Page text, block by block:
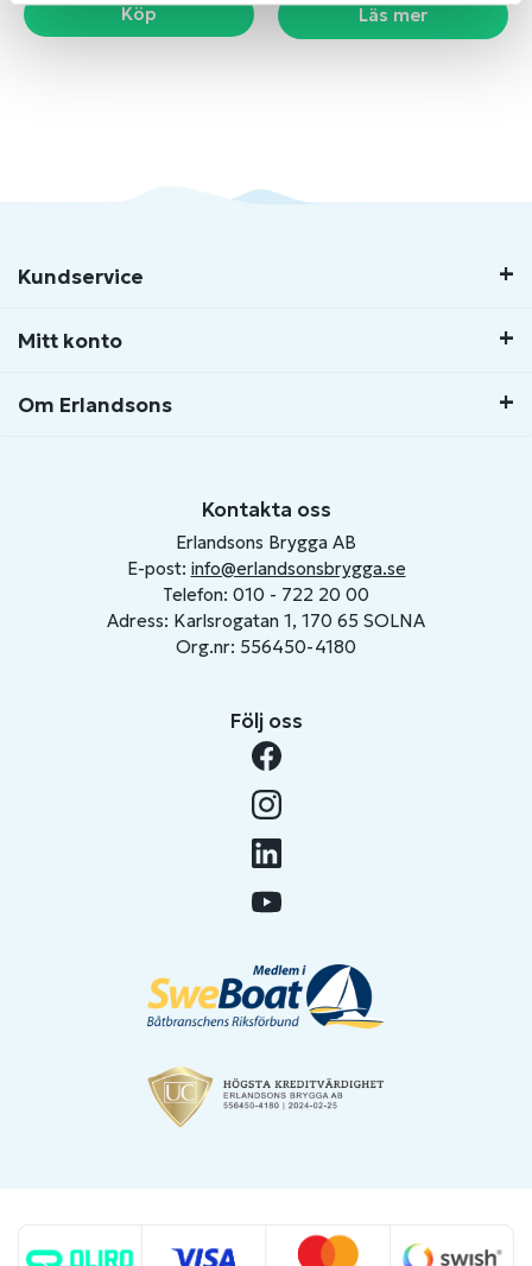
Köp Läs mer
Kundservice
Mitt konto
Om Erlandsons
Kontakta oss
Erlandsons Brygga AB
E-post: info@erlandsonsbrygga.se
Telefon: 010 - 722 20 00
Adress: Karlsrogatan 1, 170 65 SOLNA
Org.nr: 556450-4180
Följ oss